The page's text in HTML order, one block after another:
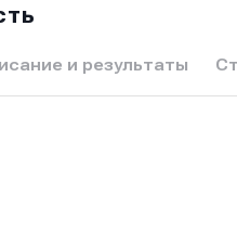
и результаты